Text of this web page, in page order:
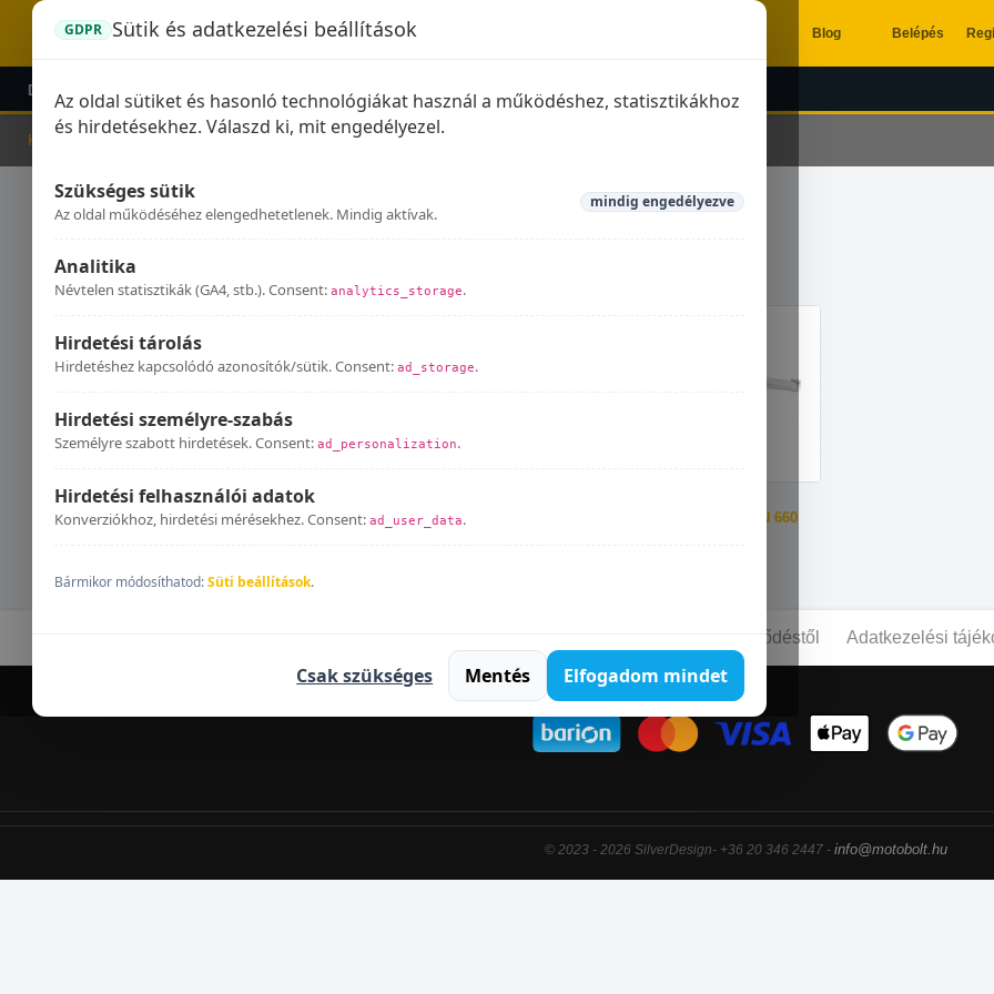
GDPR Sütik és adatkezelési beállítások
Az oldal sütiket és hasonló technológiákat használ a működéshez, statisztikákhoz
és hirdetésekhez. Válaszd ki, mit engedélyezel.
Szükséges sütik
Az oldal működéséhez elengedhetetlenek. Mindig aktívak.
mindig engedélyezve
Analitika
Névtelen statisztikák (GA4, stb.). Consent: analytics_storage.
Hirdetési tárolás
Hirdetéshez kapcsolódó azonosítók/sütik. Consent: ad_storage.
Hirdetési személyre-szabás
Személyre szabott hirdetések. Consent: ad_personalization.
Hirdetési felhasználói adatok
Konverziókhoz, hirdetési mérésekhez. Consent: ad_user_data.
Bármikor módosíthatod:Süti beállítások.
Csak szükséges Mentés Elfogadom mindet
Blog Belépés
DOMINATOR KIPUFOGÓK GPR KIPUFOGÓK KIEGÉSZÍTŐK KIPUFOGÓK
Kezdőlap
MuZ
MZ SKORPION 660
Elállás a szerződéstől Adatkezelési
© 2023 - 2026 SilverDesign- +36 20 346 2447 - info@motobolt.hu